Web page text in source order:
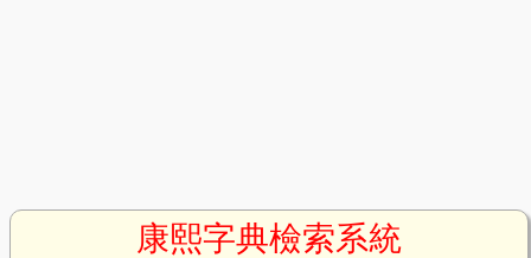
康熙字典檢索系統